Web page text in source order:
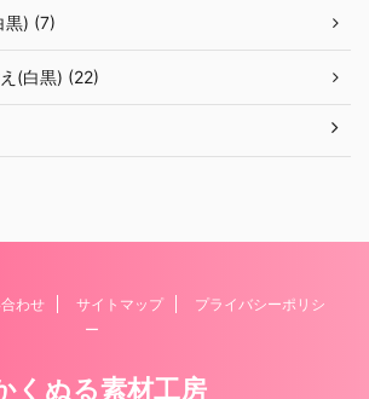
黒) (7)
(白黒) (22)
わせ サイトマップ
プライバシーポリシ
ー
くぬる素材工房